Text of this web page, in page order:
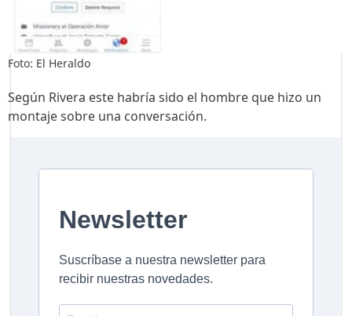
Foto: El Heraldo
Según Rivera este habría sido el hombre que hizo un
montaje sobre una conversación.